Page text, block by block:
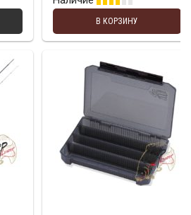
В КОРЗИНУ